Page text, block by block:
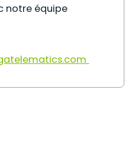
notre équipe